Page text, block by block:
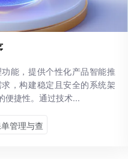
能，提供个性化产品智能推
，构建稳定且安全的系统架
便捷性。通过技术...
管理与查